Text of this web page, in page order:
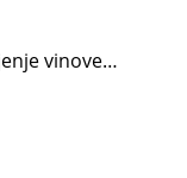
vinove…